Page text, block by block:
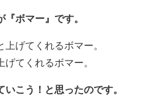
ボマー』です。
げてくれるボマー。
てくれるボマー。
こう！と思ったのです。